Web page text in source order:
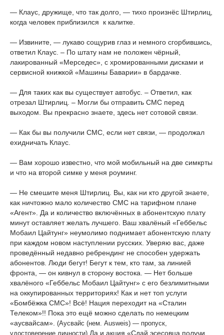
— Клаус, дружище, что так долго, — тихо произнёс Штирлиц,
когда человек приблизился к калитке.
— Извините, — лукаво сощурив глаз и немного сгорбившись,
ответил Клаус. – По штату нам не положен чёрный,
лакированный «Мерседес», с хромированными дисками и
сервисной книжкой «Машины Баварии» в бардачке.
— Для таких как вы существует автобус. – Ответил, как
отрезал Штирлиц. – Могли бы отправить СМС перед
выходом. Вы прекрасно знаете, здесь нет сотовой связи.
— Как бы вы получили СМС, если нет связи, — продолжал
ехидничать Клаус.
— Вам хорошо известно, что мой мобильный на две симкрты
и что на второй симке у меня роуминг.
— Не смешите меня Штирлиц. Вы, как ни кто другой знаете,
как ничтожно мало количество СМС на тарифном плане
«Агент». Да и количество включённых в абонентскую плату
минут оставляет желать лучшего. Ваш хвалёный «Геббельс
Мобаил Цайтунг» неумолимо поднимает абонентскую плату
при каждом новом наступлении русских. Уверяю вас, даже
проведённый недавно ребрендинг не способен удержать
абонентов. Люди бегут! Бегут к тем, кто там, за линией
фронта, — он кивнул в сторону востока. — Нет больше
хвалёного «Геббельс Мобаил Цайтунг» с его безлимитными
на оккупированных территориях! Как и нет топ услуги
«Бомбёжка СМС»! Всё! Нация переходит на «Сталин
Телеком»!! Пока это ещё можно сделать по немецким
«аусвайсам». (Аусвайс (нем. Ausweis) — пропуск,
удостоверение личности) Да и акция «Сдай эсесовца получи